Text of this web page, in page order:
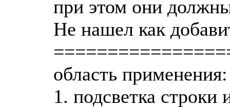
при этом они
Не нашел как
область применения:
1. подсветка строки